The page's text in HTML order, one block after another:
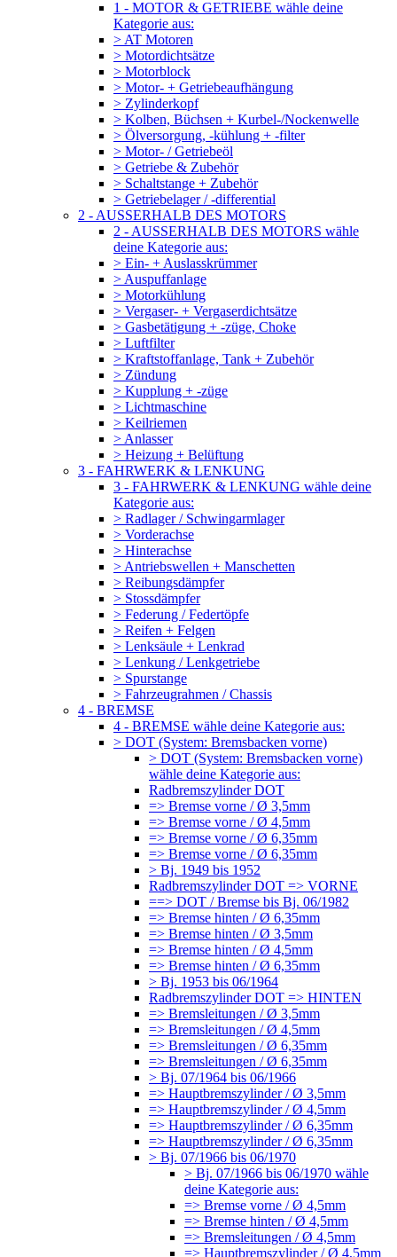
1 - MOTOR & GETRIEBE wähle deine
Kategorie aus:
> AT Motoren
> Motordichtsätze
> Motorblock
> Motor- + Getriebeaufhängung
> Zylinderkopf
> Kolben, Büchsen + Kurbel-/Nockenwelle
> Ölversorgung, -kühlung + -filter
> Motor- / Getriebeöl
> Getriebe & Zubehör
> Schaltstange + Zubehör
> Getriebelager / -differential
2 - AUSSERHALB DES MOTORS
2 - AUSSERHALB DES MOTORS wähle
deine Kategorie aus:
> Ein- + Auslasskrümmer
> Auspuffanlage
> Motorkühlung
> Vergaser- + Vergaserdichtsätze
> Gasbetätigung + -züge, Choke
> Luftfilter
> Kraftstoffanlage, Tank + Zubehör
> Zündung
> Kupplung + -züge
> Lichtmaschine
> Keilriemen
> Anlasser
> Heizung + Belüftung
3 - FAHRWERK & LENKUNG
3 - FAHRWERK & LENKUNG wähle deine
Kategorie aus:
> Radlager / Schwingarmlager
> Vorderachse
> Hinterachse
> Antriebswellen + Manschetten
> Reibungsdämpfer
> Stossdämpfer
> Federung / Federtöpfe
> Reifen + Felgen
> Lenksäule + Lenkrad
> Lenkung / Lenkgetriebe
> Spurstange
> Fahrzeugrahmen / Chassis
4 - BREMSE
4 - BREMSE wähle deine Kategorie aus:
> DOT (System: Bremsbacken vorne)
> DOT (System: Bremsbacken vorne)
wähle deine Kategorie aus:
Radbremszylinder DOT
=> Bremse vorne / Ø 3,5mm
=> Bremse vorne / Ø 4,5mm
=> Bremse vorne / Ø 6,35mm
=> Bremse vorne / Ø 6,35mm
> Bj. 1949 bis 1952
Radbremszylinder DOT => VORNE
==> DOT / Bremse bis Bj. 06/1982
=> Bremse hinten / Ø 6,35mm
=> Bremse hinten / Ø 3,5mm
=> Bremse hinten / Ø 4,5mm
=> Bremse hinten / Ø 6,35mm
> Bj. 1953 bis 06/1964
Radbremszylinder DOT => HINTEN
=> Bremsleitungen / Ø 3,5mm
=> Bremsleitungen / Ø 4,5mm
=> Bremsleitungen / Ø 6,35mm
=> Bremsleitungen / Ø 6,35mm
> Bj. 07/1964 bis 06/1966
=> Hauptbremszylinder / Ø 3,5mm
=> Hauptbremszylinder / Ø 4,5mm
=> Hauptbremszylinder / Ø 6,35mm
=> Hauptbremszylinder / Ø 6,35mm
> Bj. 07/1966 bis 06/1970
> Bj. 07/1966 bis 06/1970 wähle
deine Kategorie aus:
=> Bremse vorne / Ø 4,5mm
=> Bremse hinten / Ø 4,5mm
=> Bremsleitungen / Ø 4,5mm
=> Hauptbremszylinder / Ø 4,5mm